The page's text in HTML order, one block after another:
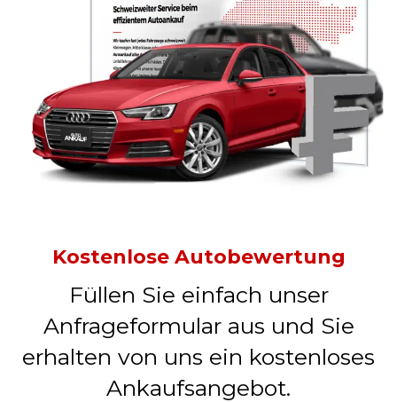
Kostenlose Autobewertung
Füllen Sie einfach unser
Anfrageformular aus und Sie
erhalten von uns ein kostenloses
Ankaufsangebot.